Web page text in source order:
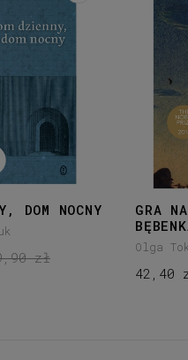
DOM NOCNY
zł
GRA
Olga
42,40